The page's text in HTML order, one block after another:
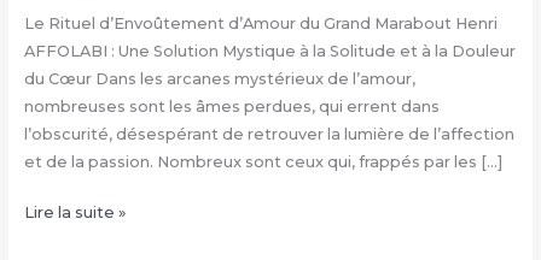
Le Rituel d’Envoûtement d’Amour du Grand Marabout Henri
AFFOLABI : Une Solution Mystique à la Solitude et à la Douleur
du Cœur Dans les arcanes mystérieux de l’amour,
nombreuses sont les âmes perdues, qui errent dans
l’obscurité, désespérant de retrouver la lumière de l’affection
et de la passion. Nombreux sont ceux qui, frappés par les […]
Rituel
Lire la suite »